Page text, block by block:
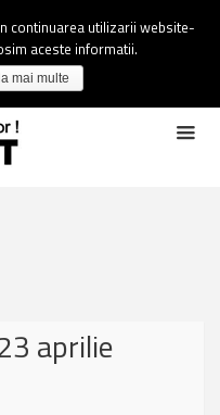
aprilie
continuarea utilizarii website-
aceste informatii.
mai multe